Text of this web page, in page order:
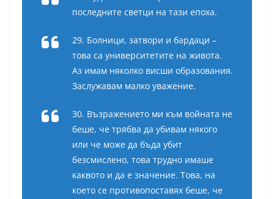
последните светци на тази епоха.
29. Болници, затвори и бардаци –
това са университетите на живота.
Аз имам няколко висши образования.
Заслужавам малко уважение.
30. Възражението ми към войната не
беше, че трябва да убивам някого
или че може да бъда убит
безсмислено, това трудно имаше
каквото и да е значение. Това, на
което се противопоставях беше, че